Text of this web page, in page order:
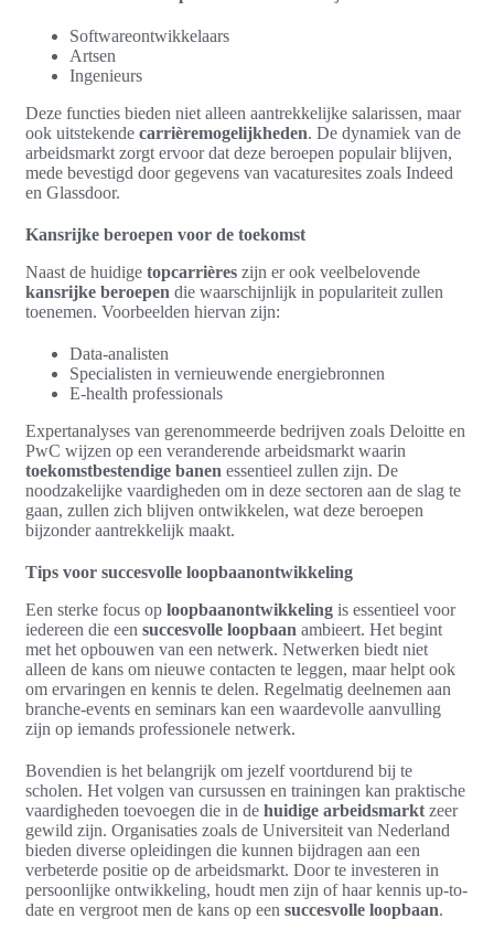
Softwareontwikkelaars
Artsen
Ingenieurs
Deze functies bieden niet alleen aantrekkelijke salarissen, maar
ook uitstekende carrièremogelijkheden. De dynamiek van de
arbeidsmarkt zorgt ervoor dat deze beroepen populair blijven,
mede bevestigd door gegevens van vacaturesites zoals Indeed
en Glassdoor.
Kansrijke beroepen voor de toekomst
Naast de huidige topcarrières zijn er ook veelbelovende
kansrijke beroepen die waarschijnlijk in populariteit zullen
toenemen. Voorbeelden hiervan zijn:
Data-analisten
Specialisten in vernieuwende energiebronnen
E-health professionals
Expertanalyses van gerenommeerde bedrijven zoals Deloitte en
PwC wijzen op een veranderende arbeidsmarkt waarin
toekomstbestendige banen essentieel zullen zijn. De
noodzakelijke vaardigheden om in deze sectoren aan de slag te
gaan, zullen zich blijven ontwikkelen, wat deze beroepen
bijzonder aantrekkelijk maakt.
Tips voor succesvolle loopbaanontwikkeling
Een sterke focus op loopbaanontwikkeling is essentieel voor
iedereen die een succesvolle loopbaan ambieert. Het begint
met het opbouwen van een netwerk. Netwerken biedt niet
alleen de kans om nieuwe contacten te leggen, maar helpt ook
om ervaringen en kennis te delen. Regelmatig deelnemen aan
branche-events en seminars kan een waardevolle aanvulling
zijn op iemands professionele netwerk.
Bovendien is het belangrijk om jezelf voortdurend bij te
scholen. Het volgen van cursussen en trainingen kan praktische
vaardigheden toevoegen die in de huidige arbeidsmarkt zeer
gewild zijn. Organisaties zoals de Universiteit van Nederland
bieden diverse opleidingen die kunnen bijdragen aan een
verbeterde positie op de arbeidsmarkt. Door te investeren in
persoonlijke ontwikkeling, houdt men zijn of haar kennis up-to-
date en vergroot men de kans op een succesvolle loopbaan.